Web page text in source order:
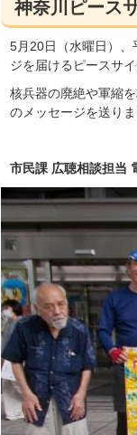
神奈川ピース
5月20日（水曜日）、
ジを届けるピースサ
核兵器の廃絶や軍縮
のメッセージを送りま
市民課 広聴相談担当